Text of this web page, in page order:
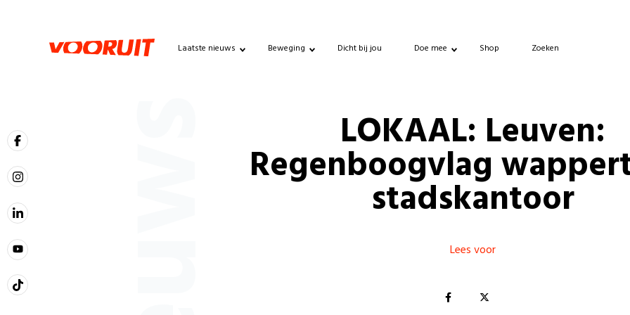
Laatste nieuws Beweging Dicht bij jou Doe mee Shop Zoeken
LOKAAL: Leuven:
Regenboogvlag
stadskantoor
Lees voor